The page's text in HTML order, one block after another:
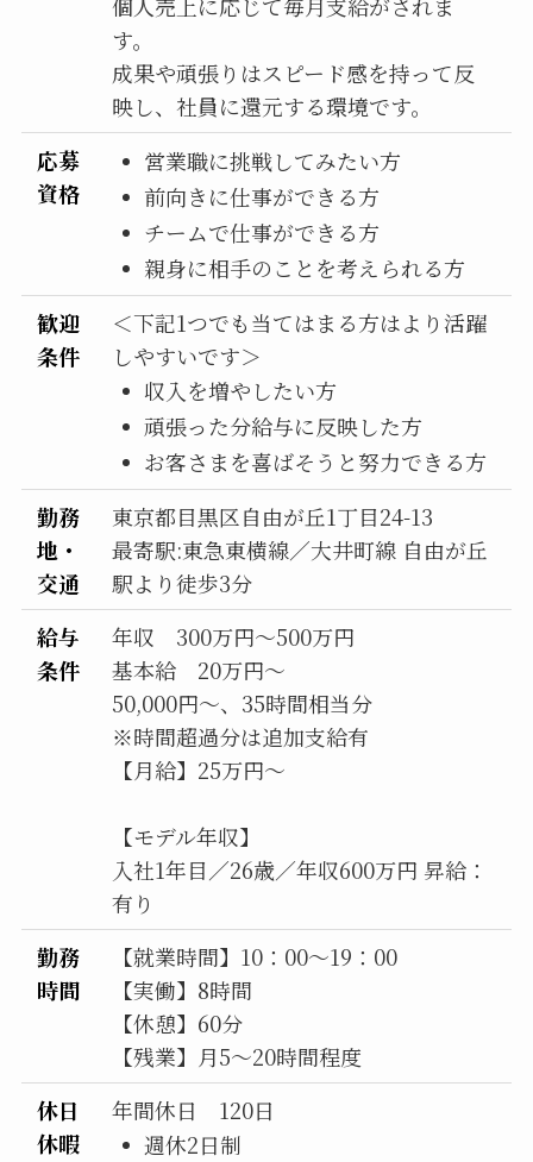
す。
成果や頑張りはスピード感を持って反
映し、社員に還元する環境です。
応募
資格
営業職に挑戦してみたい方
前向きに仕事ができる方
チームで仕事ができる方
親身に相手のことを考えられる方
歓迎
条件
＜下記1つでも当てはまる方はより活躍
しやすいです＞
収入を増やしたい方
頑張った分給与に反映した方
お客さまを喜ばそうと努力できる方
勤務
地・
交通
東京都目黒区自由が丘1丁目24-13
最寄駅:東急東横線／大井町線 自由が丘
駅より徒歩3分
給与
条件
年収 300万円〜500万円
基本給 20万円〜
50,000円〜、35時間相当分
※時間超過分は追加支給有
【月給】25万円〜
【モデル年収】
入社1年目／26歳／年収600万円 昇給：
有り
勤務
時間
【就業時間】10：00〜19：00
【実働】8時間
【休憩】60分
【残業】月5〜20時間程度
休日
休暇
年間休日 120日
週休2日制